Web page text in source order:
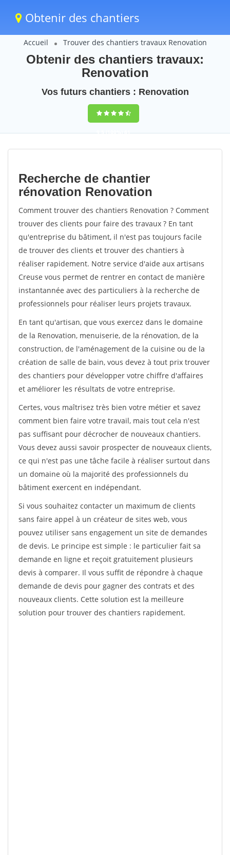
Obtenir des chantiers
Accueil Trouver des chantiers travaux Renovation
Obtenir des chantiers travaux:
Renovation
Vos futurs chantiers : Renovation
9,5(100%)61
votes
Recherche de chantier
rénovation Renovation
Comment trouver des chantiers Renovation ? Comment
trouver des clients pour faire des travaux ? En tant
qu'entreprise du bâtiment, il n'est pas toujours facile
de trouver des clients et trouver des chantiers à
réaliser rapidement. Notre service d'aide aux artisans
Creuse vous permet de rentrer en contact de manière
instantannée avec des particuliers à la recherche de
professionnels pour réaliser leurs projets travaux.
En tant qu'artisan, que vous exercez dans le domaine
de la Renovation, menuiserie, de la rénovation, de la
construction, de l'aménagement de la cuisine ou de la
création de salle de bain, vous devez à tout prix trouver
des chantiers pour développer votre chiffre d'affaires
et améliorer les résultats de votre entreprise.
Certes, vous maîtrisez très bien votre métier et savez
comment bien faire votre travail, mais tout cela n'est
pas suffisant pour décrocher de nouveaux chantiers.
Vous devez aussi savoir prospecter de nouveaux clients,
ce qui n'est pas une tâche facile à réaliser surtout dans
un domaine où la majorité des professionnels du
bâtiment exercent en indépendant.
Si vous souhaitez contacter un maximum de clients
sans faire appel à un créateur de sites web, vous
pouvez utiliser sans engagement un site de demandes
de devis. Le principe est simple : le particulier fait sa
demande en ligne et reçoit gratuitement plusieurs
devis à comparer. Il vous suffit de répondre à chaque
demande de devis pour gagner des contrats et des
nouveaux clients. Cette solution est la meilleure
solution pour trouver des chantiers rapidement.